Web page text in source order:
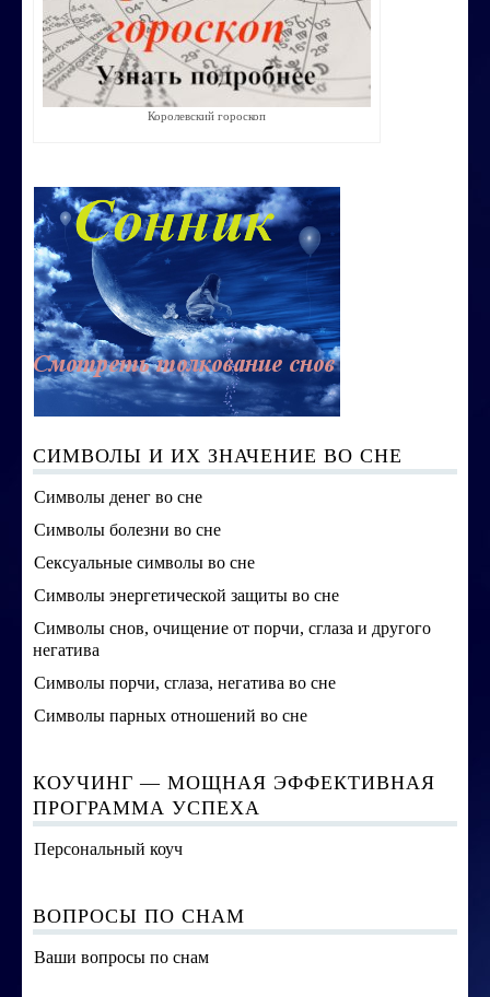
ОБО МНЕ
КОНТАКТЫ
Королевский гороскоп
СИМВОЛЫ И ИХ ЗНАЧЕНИЕ ВО СНЕ
Символы денег во сне
Символы болезни во сне
Сексуальные символы во сне
Символы энергетической защиты во сне
Символы снов, очищение от порчи, сглаза и другого
негатива
Символы порчи, сглаза, негатива во сне
Символы парных отношений во сне
КОУЧИНГ — МОЩНАЯ ЭФФЕКТИВНАЯ
ПРОГРАММА УСПЕХА
Персональный коуч
ВОПРОСЫ ПО СНАМ
Ваши вопросы по снам